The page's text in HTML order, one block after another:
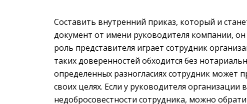
Составить внутренний приказ, который и
документ от имени руководителя компании,
роль представителя играет сотрудник
таких доверенностей обходится без
определенных разногласиях сотрудник может
своих целях. Если у руководителя
недобросовестности сотрудника, можно